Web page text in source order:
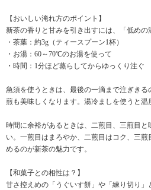
【おいしい淹れ方のポイント】
新茶の香りと甘みを引き出すには、「低めの
・茶葉：約3g（ティースプーン1杯）
・お湯：60～70℃のお湯を使って
・時間：1分ほど蒸らしてからゆっくり注ぐ
急須を使うときは、最後の一滴まで注ぎき
煎も美味しくなります。湯冷ましを使うと温
時間に余裕があるときは、二煎目、三煎目と
い。一煎目はまろやか、二煎目はコク、三
めるのが新茶の魅力です。
【和菓子との相性は？】
甘さ控えめの「うぐいす餅」や「練り切り